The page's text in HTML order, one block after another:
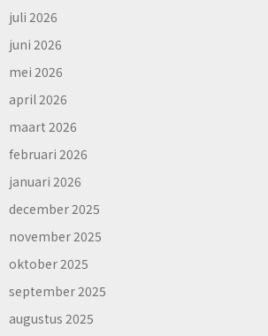
juli 2026
juni 2026
mei 2026
april 2026
maart 2026
februari 2026
januari 2026
december 2025
november 2025
oktober 2025
september 2025
augustus 2025